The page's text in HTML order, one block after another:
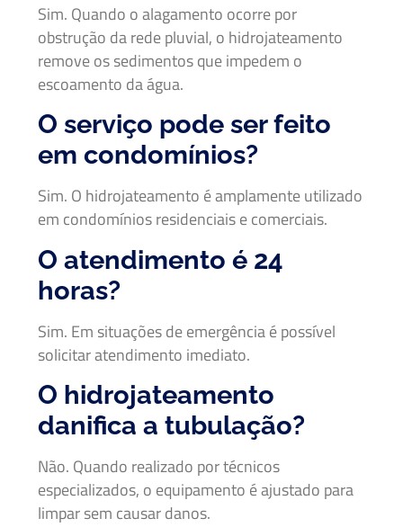
Sim. Quando o alagamento ocorre por
obstrução da rede pluvial, o hidrojateamento
remove os sedimentos que impedem o
escoamento da água.
O serviço pode ser feito
em condomínios?
Sim. O hidrojateamento é amplamente utilizado
em condomínios residenciais e comerciais.
O atendimento é 24
horas?
Sim. Em situações de emergência é possível
solicitar atendimento imediato.
O hidrojateamento
danifica a tubulação?
Não. Quando realizado por técnicos
especializados, o equipamento é ajustado para
limpar sem causar danos.